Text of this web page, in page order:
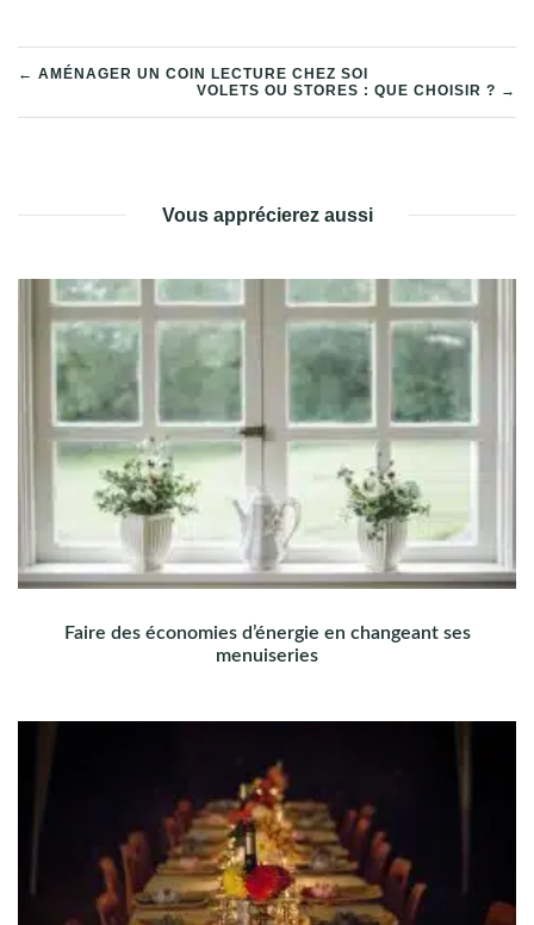
NAVIGATION
← AMÉNAGER UN COIN LECTURE CHEZ SOI
VOLETS OU STORES : QUE CHOISIR ? →
Vous apprécierez aussi
Faire des économies d’énergie en changeant ses
menuiseries